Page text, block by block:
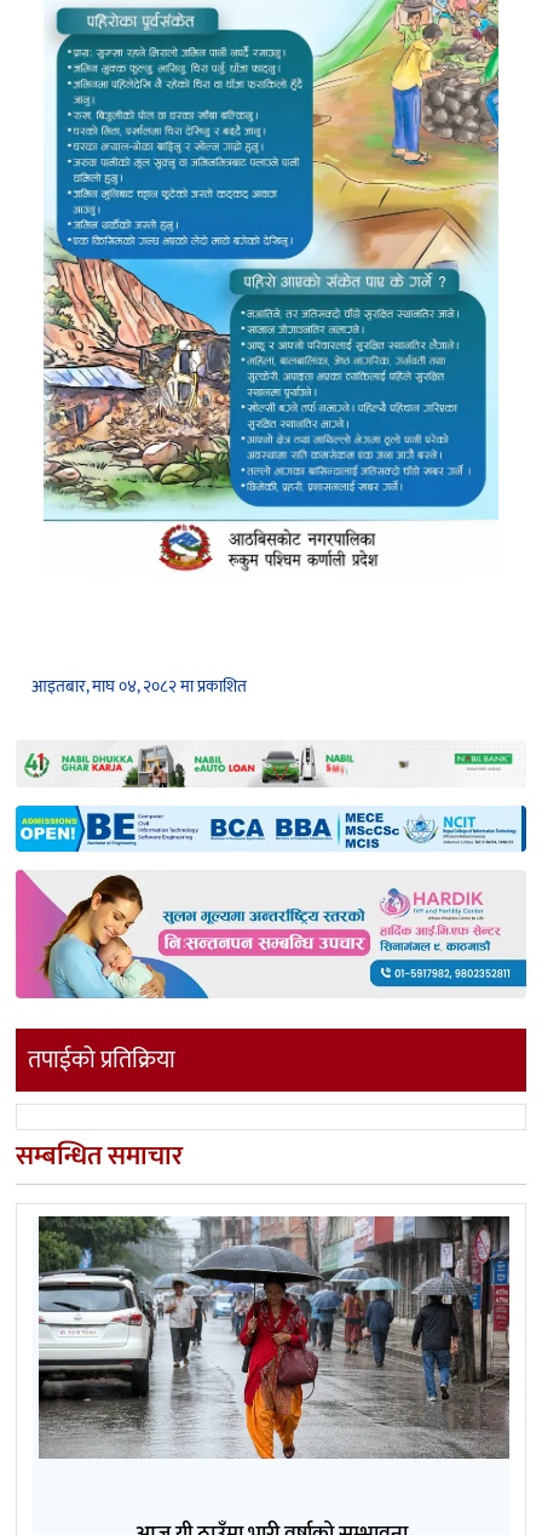
आइतबार, माघ ०४, २०८२ मा प्रकाशित
तपाईको प्रतिक्रिया
सम्बन्धित समाचार